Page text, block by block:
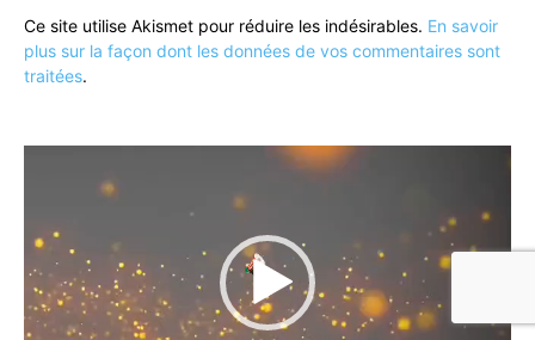
Ce site utilise Akismet pour réduire les indésirables. En savoir
plus sur la façon dont les données de vos commentaires sont
traitées.